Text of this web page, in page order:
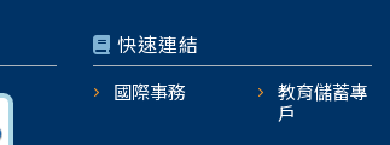
快速連結
國際事務
教育儲蓄專
戶